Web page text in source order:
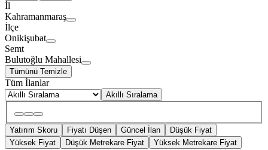
İl
Kahramanmaraş
İlçe
Onikişubat
Semt
Bulutoğlu Mahallesi
Tümünü Temizle
Tüm İlanlar
Akıllı Sıralama
Yatırım Skoru Fiyatı Düşen Güncel İlan
Düşük Fiyat
Yüksek Fiyat
Düşük Metrekare Fiyat Yüksek Metrekare Fiyat